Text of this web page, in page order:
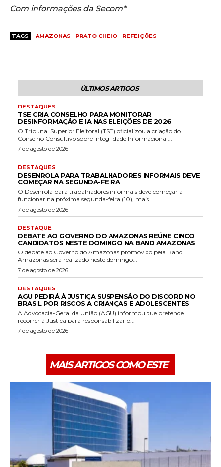
Com informações da Secom*
TAGS AMAZONAS PRATO CHEIO REFEIÇÕES
ÚLTIMOS ARTIGOS
DESTAQUES
TSE CRIA CONSELHO PARA MONITORAR
DESINFORMAÇÃO E IA NAS ELEIÇÕES DE 2026
O Tribunal Superior Eleitoral (TSE) oficializou a criação do
Conselho Consultivo sobre Integridade Informacional...
7 de agosto de 2026
DESTAQUES
DESENROLA PARA TRABALHADORES INFORMAIS DEVE
COMEÇAR NA SEGUNDA-FEIRA
O Desenrola para trabalhadores informais deve começar a
funcionar na próxima segunda-feira (10), mais...
7 de agosto de 2026
DESTAQUE
DEBATE AO GOVERNO DO AMAZONAS REÚNE CINCO
CANDIDATOS NESTE DOMINGO NA BAND AMAZONAS
O debate ao Governo do Amazonas promovido pela Band
Amazonas será realizado neste domingo...
7 de agosto de 2026
DESTAQUES
AGU PEDIRÁ À JUSTIÇA SUSPENSÃO DO DISCORD NO
BRASIL POR RISCOS A CRIANÇAS E ADOLESCENTES
A Advocacia-Geral da União (AGU) informou que pretende
recorrer à Justiça para responsabilizar o...
7 de agosto de 2026
MAIS ARTIGOS COMO ESTE